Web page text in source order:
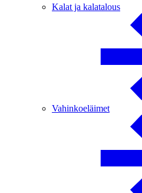
Kalat ja kalatalous
Vahinkoeläimet